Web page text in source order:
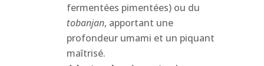
fermentées pimentées) ou du
tobanjan, apportant une
profondeur umami et un piquant
maîtrisé.